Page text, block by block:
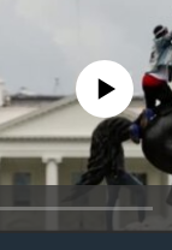
ပ်စာ
ျား
source